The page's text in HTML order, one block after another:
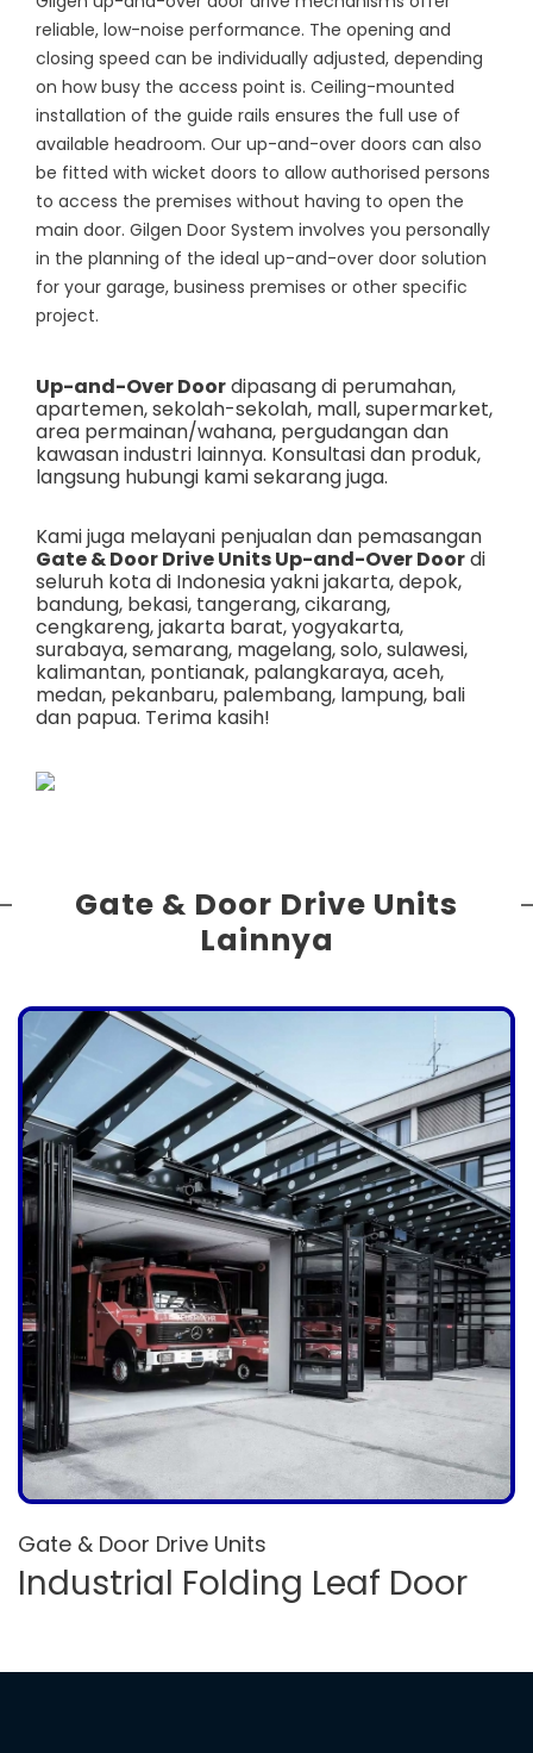
reliable, low-noise performance. The opening and
closing speed can be individually adjusted, depending
on how busy the access point is. Ceiling-mounted
installation of the guide rails ensures the full use of
available headroom. Our up-and-over doors can also
be fitted with wicket doors to allow authorised persons
to access the premises without having to open the
main door. Gilgen Door System involves you personally
in the planning of the ideal up-and-over door solution
for your garage, business premises or other specific
project.
Up-and-Over Doordipasang di perumahan,
apartemen, sekolah-sekolah, mall, supermarket,
area permainan/wahana, pergudangan dan
kawasan industri lainnya. Konsultasi dan produk,
langsung hubungi kami sekarang juga.
Kami juga melayani penjualan dan pemasangan
Gate & Door Drive Units Up-and-Over Doordi
seluruh kota di Indonesia yaknijakarta,depok,
bandung, bekasi, tangerang,cikarang,
cengkareng,jakarta barat,yogyakarta,
surabaya,semarang, magelang,solo,sulawesi,
kalimantan, pontianak, palangkaraya,aceh,
medan, pekanbaru, palembang, lampung, bali
dan papua. Terima kasih!
Gate & Door Drive Units
Lainnya
Gate & Door Drive Units
Industrial Folding Leaf Door